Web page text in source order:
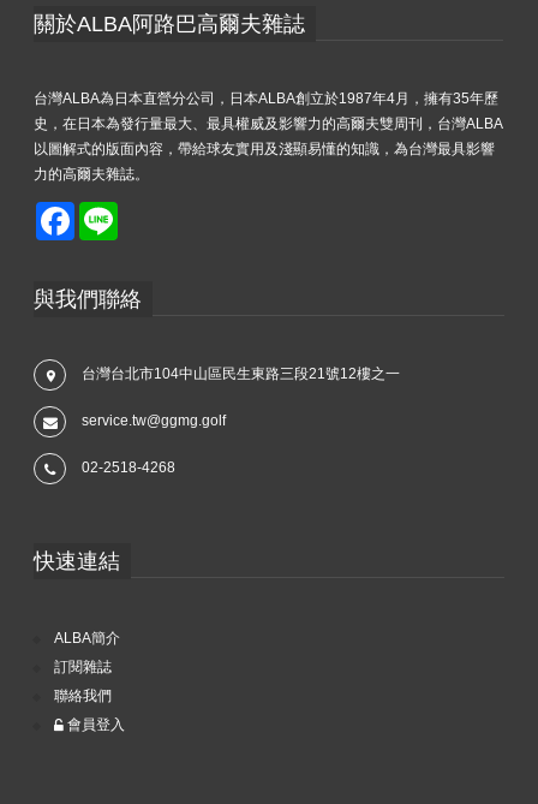
關於ALBA阿路巴高爾夫雜誌
台灣ALBA為日本直營分公司，日本ALBA創立於1987年4月，擁有35年歷
史，在日本為發行量最大、最具權威及影響力的高爾夫雙周刊，台灣ALBA
以圖解式的版面內容，帶給球友實用及淺顯易懂的知識，為台灣最具影響
力的高爾夫雜誌。
Facebook
與我們聯絡
台灣台北市104中山區民生東路三段21號12樓之一
service.tw@ggmg.golf
02-2518-4268
快速連結
ALBA簡介
訂閱雜誌
聯絡我們
會員登入